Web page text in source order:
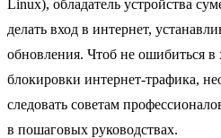
Linux), обладатель устройства
делать вход в интернет,
обновления. Чтоб не ошибиться в
блокировки интернет-трафика,
следовать советам
в пошаговых руководствах.